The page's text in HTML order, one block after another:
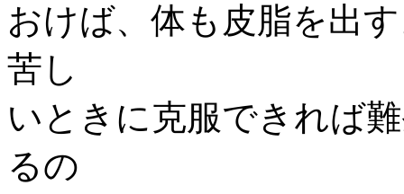
おけば、体も皮脂を出
苦し
いときに克服できれば
るの